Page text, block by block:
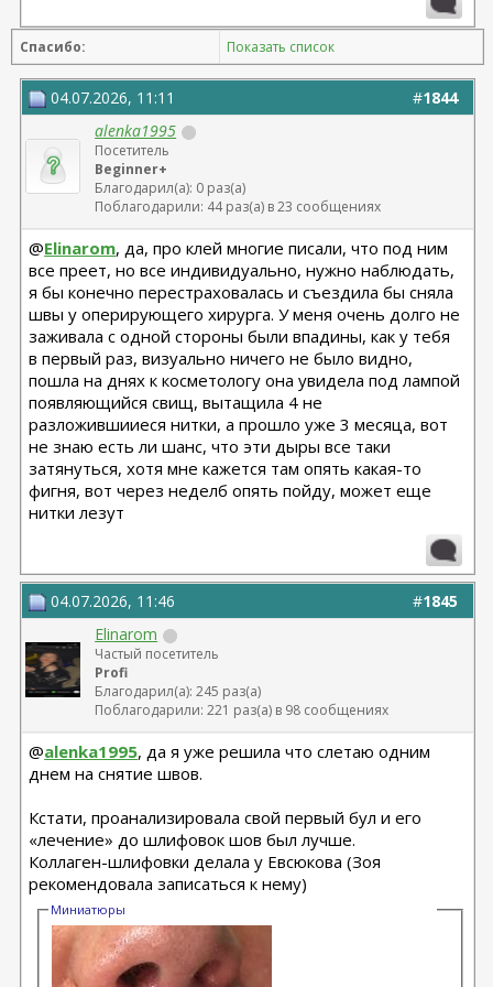
Спасибо: Показать список
#1844
04.07.2026, 11:11
alenka1995
Посетитель
Beginner+
Благодарил(а): 0 раз(а)
Поблагодарили: 44 раз(а) в 23 сообщениях
@Elinarom, да, про клей многие писали, что под ним
все преет, но все индивидуально, нужно наблюдать,
я бы конечно перестраховалась и съездила бы сняла
швы у оперирующего хирурга. У меня очень долго не
заживала с одной стороны были впадины, как у тебя
в первый раз, визуально ничего не было видно,
пошла на днях к косметологу она увидела под лампой
появляющийся свищ, вытащила 4 не
разложившииеся нитки, а прошло уже 3 месяца, вот
не знаю есть ли шанс, что эти дыры все таки
затянуться, хотя мне кажется там опять какая-то
фигня, вот через неделб опять пойду, может еще
нитки лезут
#1845
04.07.2026, 11:46
Elinarom
Частый посетитель
Profi
Благодарил(а): 245 раз(а)
Поблагодарили: 221 раз(а) в 98 сообщениях
@alenka1995, да я уже решила что слетаю одним
днем на снятие швов.
Кстати, проанализировала свой первый бул и его
«лечение» до шлифовок шов был лучше.
Коллаген-шлифовки делала у Евсюкова (Зоя
рекомендовала записаться к нему)
Миниатюры